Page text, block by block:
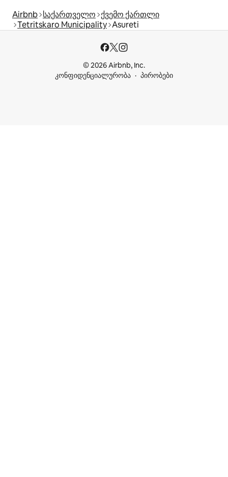
Airbnb საქართველო ქვემო ქართლი
Tetritskaro Municipality Asureti
© 2026 Airbnb, Inc.
კონფიდენციალურობა
პირობები